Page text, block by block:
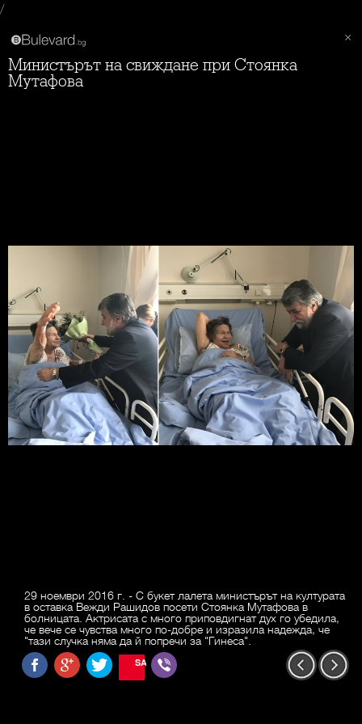
/
Министърът на свиждане при Стоянка
Мутафова
29 ноември 2016 г. - С букет лалета министърът на културата
в оставка Вежди Рашидов посети Стоянка Мутафова в
болницата. Актрисата с много приповдигнат дух го убедила,
че вече се чувства много по-добре и изразила надежда, че
"тази случка няма да й попречи за "Гинеса".
SAVE